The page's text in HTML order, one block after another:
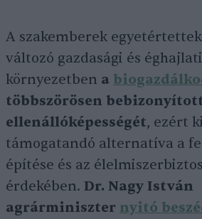
A szakemberek
változó gazdasági és éghajlati
környezetben a
többszörösen
ellenállóképességét, ezért
támogatandó alternatíva a
építése és az
érdekében. Dr. Nagy István
agrárminiszter nyitó